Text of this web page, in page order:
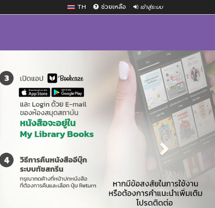
TH ช่วยเหลือ เข้าสู่ระบบ
Next